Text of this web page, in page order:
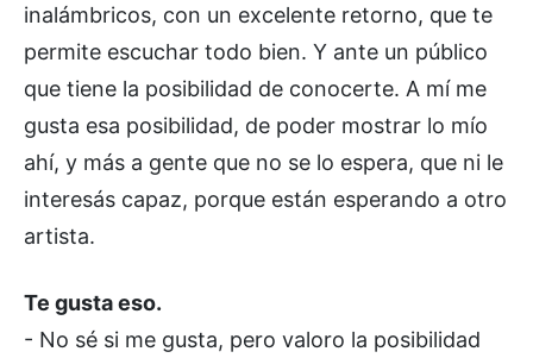
inalámbricos, con un excelente retorno, que te
permite escuchar todo bien. Y ante un público
que tiene la posibilidad de conocerte. A mí me
gusta esa posibilidad, de poder mostrar lo mío
ahí, y más a gente que no se lo espera, que ni le
interesás capaz, porque están esperando a otro
artista.
Te gusta eso.
- No sé si me gusta, pero valoro la posibilidad